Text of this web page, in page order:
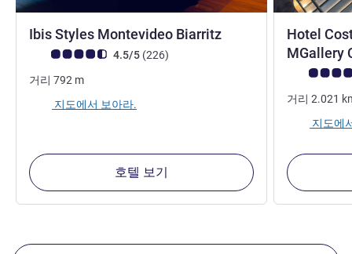
Ibis Styles Montevideo Biarritz
고객 평점 (ALL 평가)
4.5/5 (226리뷰
)
거리 792 m
지도에서 보아라.
호텔 보기
Hotel
MGallery
고객 평점
거리 2.021
지도에